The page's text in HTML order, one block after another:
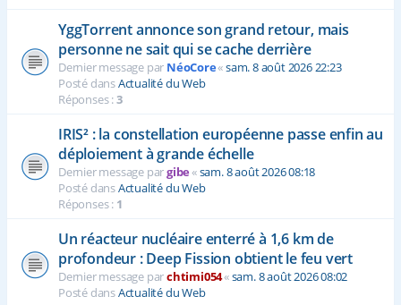
YggTorrent annonce son grand retour, mais
personne ne sait qui se cache derrière
Dernier message par NéoCore«sam. 8 août 2026 22:23
Posté dansActualité du Web
Réponses :3
IRIS² : la constellation européenne passe enfin au
déploiement à grande échelle
Dernier message pargibe«sam. 8 août 2026 08:18
Posté dansActualité du Web
Réponses : 1
Un réacteur nucléaire enterré à 1,6 km de
profondeur : Deep Fission obtient le feu vert
Dernier message parchtimi054«sam. 8 août 2026 08:02
Posté dansActualité du Web